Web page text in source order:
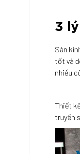
3
Sàn
tốt và
nhiều
Thiết
truyền